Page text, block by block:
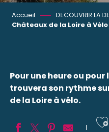
Accueil
DECOUVRIR LA
Châteaux de la Loire à Vélo
Pour une heure ou
trouvera son rythme
de la Loire à vélo.